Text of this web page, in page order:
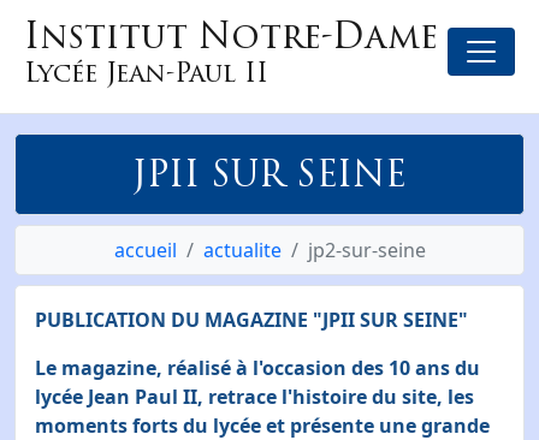
Institut Notre-Dame
Lycée Jean-Paul II
JPII SUR SEINE
accueil actualite jp2-sur-seine
PUBLICATION DU MAGAZINE "JPII SUR SEINE"
Le magazine, réalisé à l'occasion des 10 ans du
lycée Jean Paul II, retrace l'histoire du site, les
moments forts du lycée et présente une grande